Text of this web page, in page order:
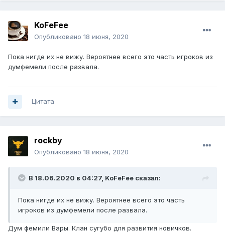
KoFeFee
Опубликовано 18 июня, 2020
Пока нигде их не вижу. Вероятнее всего это часть игроков из
думфемели после развала.
Цитата
rockby
Опубликовано 18 июня, 2020
В 18.06.2020 в 04:27, KoFeFee сказал:
Пока нигде их не вижу. Вероятнее всего это часть
игроков из думфемели после развала.
Дум фемили Вары. Клан сугубо для развития новичков.